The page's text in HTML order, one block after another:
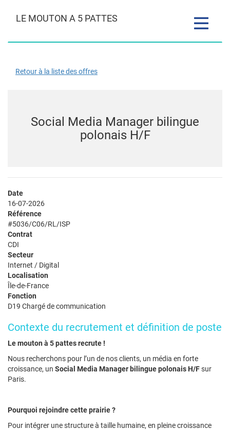
Toggle
LE MOUTON A 5 PATTES
Retour à la liste des offres
Social Media Manager bilingue
polonais H/F
Date
16-07-2026
Référence
#5036/C06/RL/ISP
Contrat
CDI
Secteur
Internet / Digital
Localisation
Île-de-France
Fonction
D19 Chargé de communication
Contexte du recrutement et définition de poste
Le mouton à 5 pattes recrute !
Nous recherchons pour l’un de nos clients, un média en forte
croissance, un Social Media Manager bilingue polonais H/Fsur
Paris.
Pourquoi rejoindre cette prairie ?
Pour intégrer une structure à taille humaine, en pleine croissance